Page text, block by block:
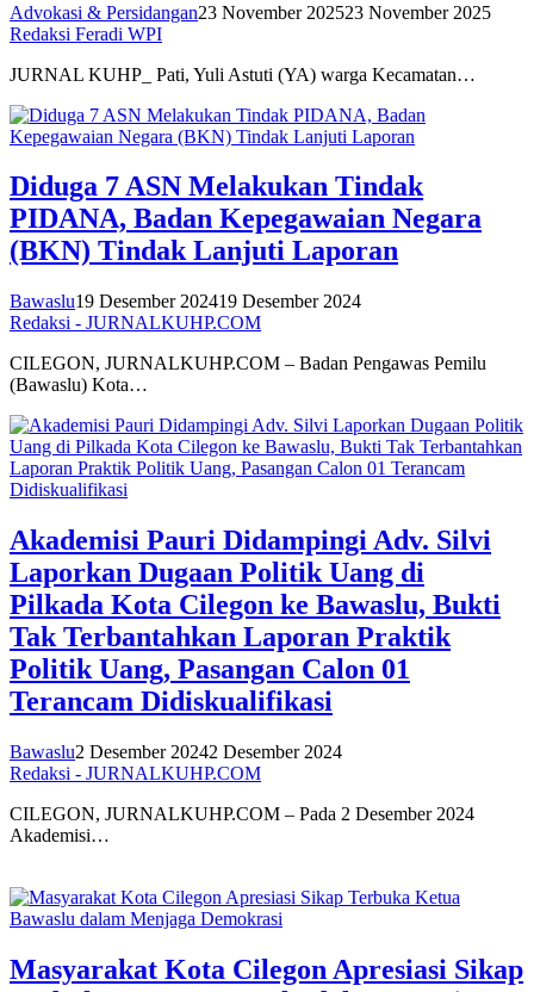
Advokasi & Persidangan23 November 202523 November 2025
Redaksi Feradi WPI
JURNAL KUHP_ Pati, Yuli Astuti (YA) warga Kecamatan…
Diduga 7 ASN Melakukan Tindak
PIDANA, Badan Kepegawaian Negara
(BKN) Tindak Lanjuti Laporan
Bawaslu19 Desember 202419 Desember 2024
Redaksi - JURNALKUHP.COM
CILEGON, JURNALKUHP.COM – Badan Pengawas Pemilu
(Bawaslu) Kota…
Akademisi Pauri Didampingi Adv. Silvi
Laporkan Dugaan Politik Uang di
Pilkada Kota Cilegon ke Bawaslu, Bukti
Tak Terbantahkan Laporan Praktik
Politik Uang, Pasangan Calon 01
Terancam Didiskualifikasi
Bawaslu2 Desember 20242 Desember 2024
Redaksi - JURNALKUHP.COM
CILEGON, JURNALKUHP.COM – Pada 2 Desember 2024
Akademisi…
Masyarakat Kota Cilegon Apresiasi Sikap